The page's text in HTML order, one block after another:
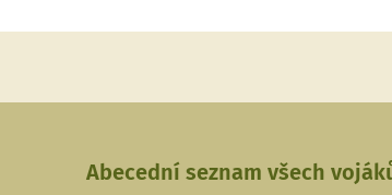
Abecední seznam všech